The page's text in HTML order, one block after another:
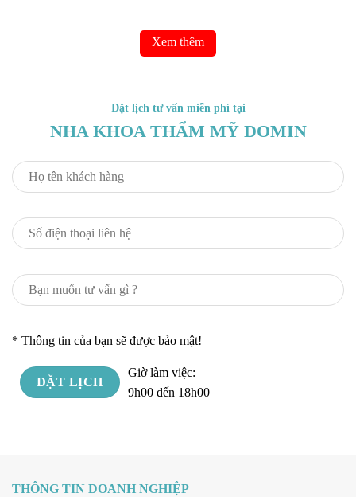
Xem thêm
Đặt lịch tư vấn miễn phí tại
NHA KHOA THẨM MỸ DOMIN
* Thông tin của bạn sẽ được bảo mật!
Giờ làm việc:
9h00 đến 18h00
THÔNG TIN DOANH NGHIỆP